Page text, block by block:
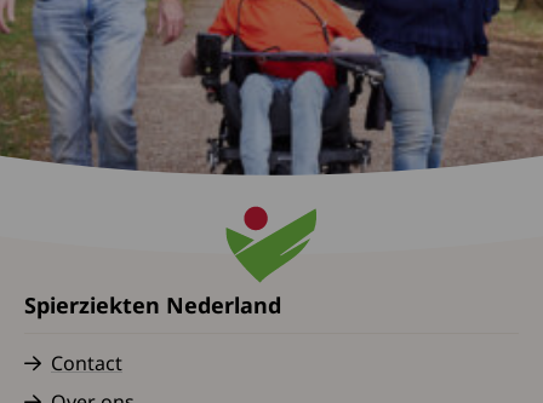
Spierziekten Nederland
Contact